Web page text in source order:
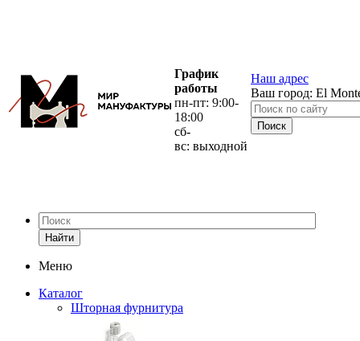
График
работы
пн-пт: 9:00-
18:00
сб-
вс: выходной
Наш адрес
Ваш город: El
Найти
Меню
Каталог
Шторная фурнитура